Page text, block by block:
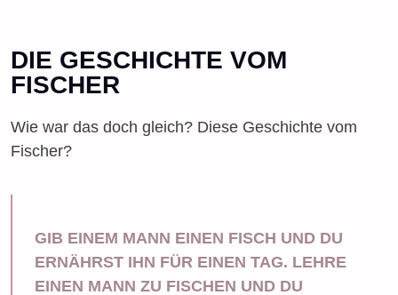
DIE GESCHICHTE VOM
FISCHER
Wie war das doch gleich? Diese Geschichte vom
Fischer?
GIB EINEM MANN EINEN FISCH UND DU
ERNÄHRST IHN FÜR EINEN TAG. LEHRE
EINEN MANN ZU FISCHEN UND DU